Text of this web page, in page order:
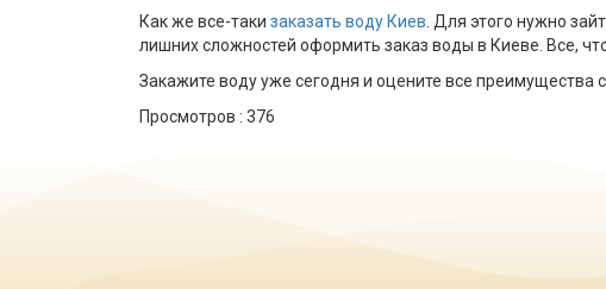
Как же все-таки заказать воду Киев . Для этого нужно
лишних сложностей оформить заказ воды в Киеве. Все,
Закажите воду уже сегодня и оцените все преимущества
Просмотров : 376